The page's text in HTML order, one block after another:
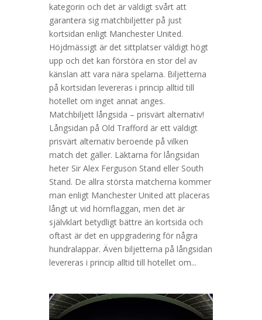
kategorin och det är väldigt svårt att
garantera sig matchbiljetter på just
kortsidan enligt Manchester United.
Höjdmässigt är det sittplatser väldigt högt
upp och det kan förstöra en stor del av
känslan att vara nära spelarna. Biljetterna
på kortsidan levereras i princip alltid till
hotellet om inget annat anges.
Matchbiljett långsida – prisvärt alternativ!
Långsidan på Old Trafford är ett väldigt
prisvärt alternativ beroende på vilken
match det gäller. Läktarna för långsidan
heter Sir Alex Ferguson Stand eller South
Stand. De allra största matcherna kommer
man enligt Manchester United att placeras
långt ut vid hörnflaggan, men det är
självklart betydligt bättre än kortsida och
oftast är det en uppgradering för några
hundralappar. Även biljetterna på långsidan
levereras i princip alltid till hotellet om...